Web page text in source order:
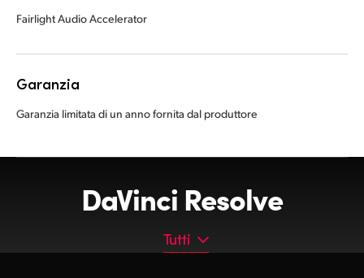
Fairlight Audio Accelerator
Garanzia
Garanzia limitata di un anno fornita dal produttore
DaVinci Resolve
Tutti